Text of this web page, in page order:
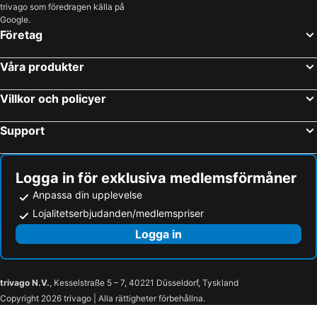
trivago som föredragen källa på
Google.
Företag
Våra produkter
Villkor och policyer
Support
Logga in för exklusiva medlemsförmåner
Anpassa din upplevelse
Lojalitetserbjudanden/medlemspriser
Logga in
trivago N.V., Kesselstraße 5 – 7, 40221 Düsseldorf, Tyskland
Copyright 2026 trivago | Alla rättigheter förbehållna.